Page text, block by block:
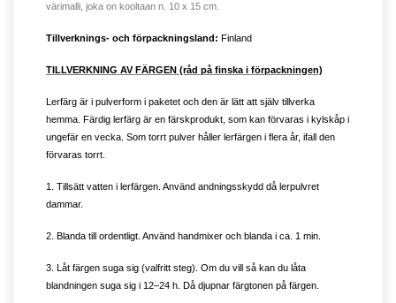
värimalli, joka on kooltaan n. 10 x 15 cm.
Tillverknings- och förpackningsland: Finland
TILLVERKNING AV FÄRGEN (råd på finska i förpackningen)
Lerfärg är i pulverform i paketet och den är lätt att själv tillverka
hemma. Färdig lerfärg är en färskprodukt, som kan förvaras i kylskåp i
ungefär en vecka. Som torrt pulver håller lerfärgen i flera år, ifall den
förvaras torrt.
1. Tillsätt vatten i lerfärgen. Använd andningsskydd då lerpulvret
dammar.
2. Blanda till ordentligt. Använd handmixer och blanda i ca. 1 min.
3. Låt färgen suga sig (valfritt steg). Om du vill så kan du låta
blandningen suga sig i 12–24 h. Då djupnar färgtonen på färgen.